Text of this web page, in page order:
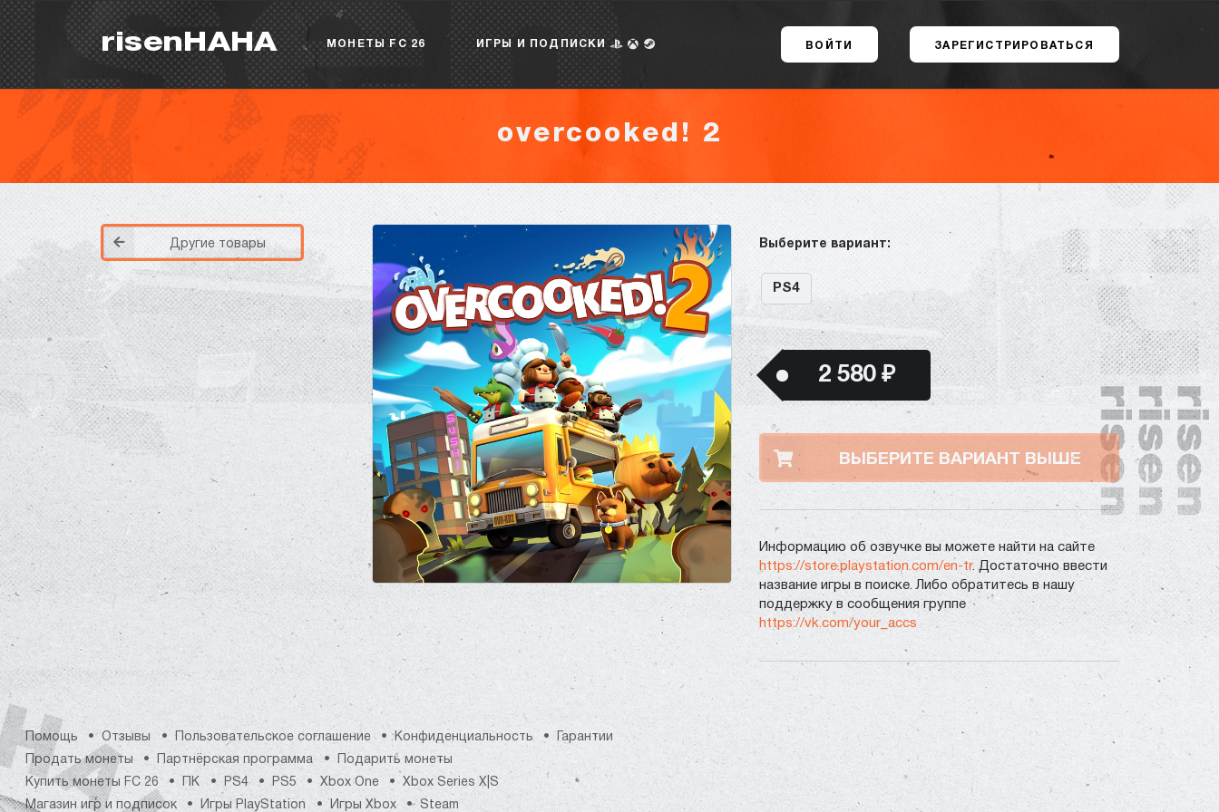
risenHAHA МОНЕТЫ FC 26 ИГРЫ И ПОДПИСКИ ВОЙТИ ЗАРЕГИСТРИРОВАТЬСЯ
overcooked! 2
Другие товары Выберите вариант:
PS4
2 580 ₽
ВЫБЕРИТЕ ВАРИАНТ ВЫШЕ
Информацию об озвучке вы можете найти на сайте
https://store.playstation.com/en-tr. Достаточно ввести
название игры в поиске. Либо обратитесь в нашу
поддержку в сообщения группе
https://vk.com/your_accs
Помощь Отзывы Пользовательское соглашение Конфиденциальность
Гарантии
Продать монеты
Партнёрская программа
Подарить монеты
Купить монеты FC 26
ПК PS4 PS5 Xbox One
Xbox Series X|S
Магазин игр и подписок
Игры PlayStation Игры Xbox Steam